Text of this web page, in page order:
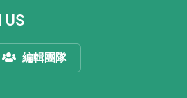
US
編輯團隊